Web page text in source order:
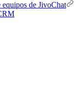
equipos de JivoChat